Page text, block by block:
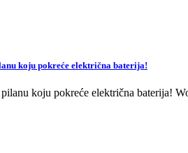
koju pokreće električna baterija!
koju pokreće električna baterija!